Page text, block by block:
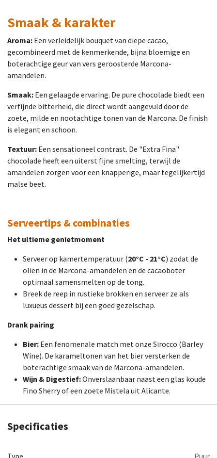
Smaak & karakter
Aroma: Een verleidelijk bouquet van diepe cacao,
gecombineerd met de kenmerkende, bijna bloemige en
boterachtige geur van vers geroosterde Marcona-
amandelen.
Smaak: Een gelaagde ervaring. De pure chocolade biedt een
verfijnde bitterheid, die direct wordt aangevuld door de
zoete, milde en nootachtige tonen van de Marcona. De finish
is elegant en schoon.
Textuur: Een sensationeel contrast. De "Extra Fina"
chocolade heeft een uiterst fijne smelting, terwijl de
amandelen zorgen voor een knapperige, maar tegelijkertijd
malse beet.
Serveertips & combinaties
Het ultieme genietmoment
Serveer op kamertemperatuur (20°C - 21°C) zodat de
oliën in de Marcona-amandelen en de cacaoboter
optimaal samensmelten op de tong.
Breek de reep in rustieke brokken en serveer ze als
luxueus dessert bij een goed gezelschap.
Drank pairing
Bier: Een fenomenale match met onze Sirocco (Barley
Wine). De karameltonen van het bier versterken de
boterachtige smaak van de Marcona-amandelen.
Wijn & Digestief:Onverslaanbaar naast een glas koude
Fino Sherry of een zoete Mistela uit Alicante.
Specificaties